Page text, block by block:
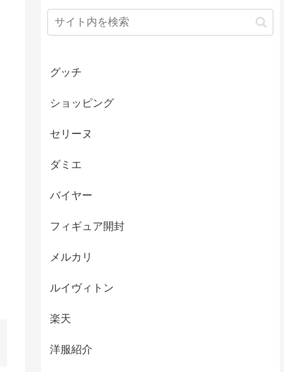
グッチ
ショッピング
セリーヌ
ダミエ
バイヤー
フィギュア開封
メルカリ
ルイヴィトン
楽天
洋服紹介